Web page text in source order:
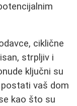
ciklične
strpljiv i
ključni su
vaš dom
kao što su